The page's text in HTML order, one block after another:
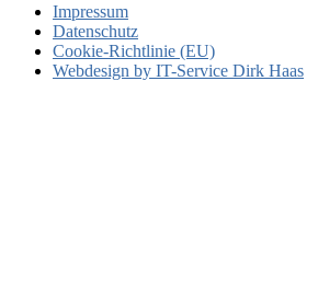
Impressum
Datenschutz
Cookie-Richtlinie (EU)
Webdesign by IT-Service Dirk Haas